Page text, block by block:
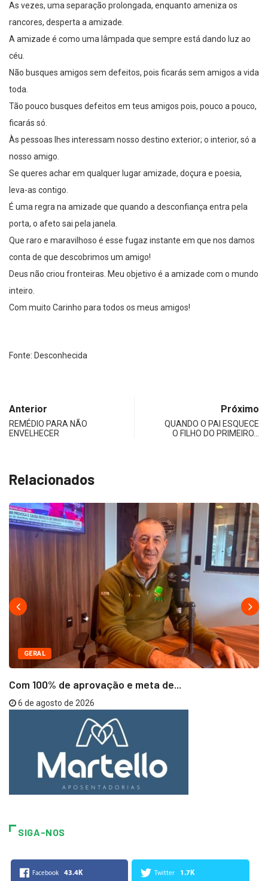
As vezes, uma separação prolongada, enquanto ameniza os
rancores, desperta a amizade.
A amizade é como uma lâmpada que sempre está dando luz ao
céu.
Não busques amigos sem defeitos, pois ficarás sem amigos a vida
toda.
Tão pouco busques defeitos em teus amigos pois, pouco a pouco,
ficarás só.
Às pessoas lhes interessam nosso destino exterior; o interior, só a
nosso amigo.
Se queres achar em qualquer lugar amizade, doçura e poesia,
leva-as contigo.
É uma regra na amizade que quando a desconfiança entra pela
porta, o afeto sai pela janela.
Que raro e maravilhoso é esse fugaz instante em que nos damos
conta de que descobrimos um amigo!
Deus não criou fronteiras. Meu objetivo é a amizade com o mundo
inteiro.
Com muito Carinho para todos os meus amigos!
Fonte: Desconhecida
Anterior
REMÉDIO PARA NÃO
ENVELHECER
Próximo
QUANDO O PAI ESQUECE
O FILHO DO PRIMEIRO…
Relacionados
GERAL
Com 100% de aprovação e meta de...
6 de agosto de 2026
SIGA-NOS
Facebook 43.4K Twitter 1.7K